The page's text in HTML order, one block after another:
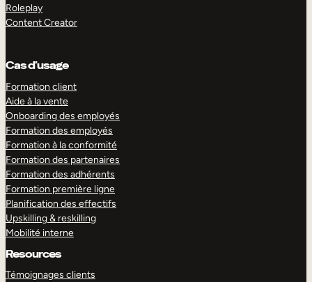
Roleplay
Content Creator
Cas d’usage
Formation client
Aide à la vente
Onboarding des employés
Formation des employés
Formation à la conformité
Formation des partenaires
Formation des adhérents
Formation première ligne
Planification des effectifs
Upskilling & reskilling
Mobilité interne
Resources
Témoignages clients